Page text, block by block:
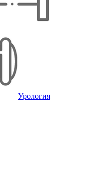
Урология